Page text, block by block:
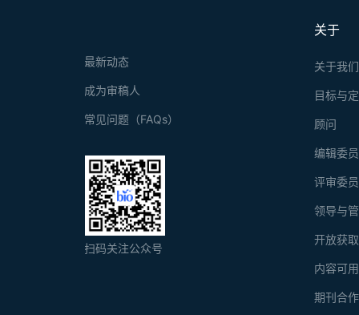
关于
关于我们
目标与
顾问
编辑委
评审委
领导与
开放获
内容可
期刊合
最新动态
成为审稿人
常见问题（FAQs）
扫码关注公众号